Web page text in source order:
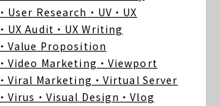
・User Research ・UV ・UX
・UX Audit ・UX Writing
・Value Proposition
・Video Marketing ・Viewport
・Viral Marketing ・Virtual Server
・Virus ・Visual Design ・Vlog